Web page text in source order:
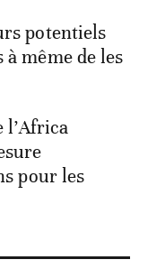
potentiels
même de les
l’Africa
pour les